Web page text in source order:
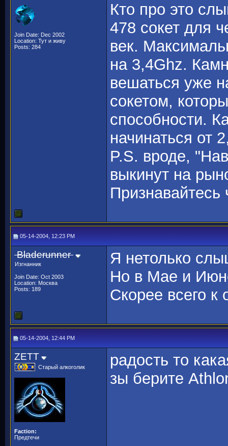
Join Date: Dec 2002
Location: Тут и живу
Posts: 284
Кто про это
478 сокет для
век.
на 3,4Ghz.
вешаться уже
сокетом,
способности.
начинаться от
P.S. вроде,
выкинут на
Признавайтесь
05-14-2004, 12:23 PM
Bladerunner
Изгнанник
Join Date: Oct 2003
Location: Москва
Posts: 189
Я нетолько
Но в Мае и
Скорее всего к
05-14-2004, 12:44 PM
ZETT
Старый алкоголик
Faction:
Предтечи
радость то
зы берите